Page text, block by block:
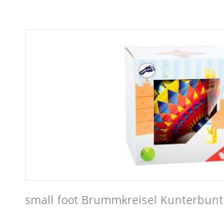
small foot Brummkreisel Kunterbunt